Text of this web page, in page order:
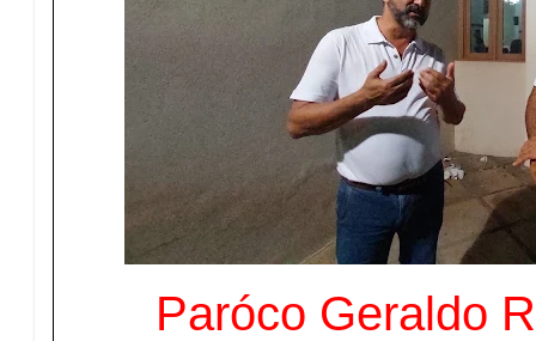
Paróco Geraldo